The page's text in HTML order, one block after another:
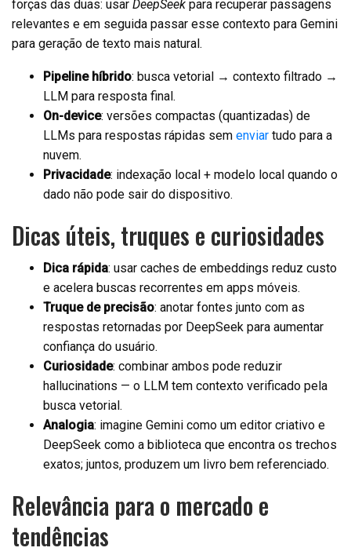
forças das duas: usar DeepSeek para recuperar passagens
relevantes e em seguida passar esse contexto para Gemini
para geração de texto mais natural.
Pipeline híbrido: busca vetorial → contexto filtrado →
LLM para resposta final.
On-device: versões compactas (quantizadas) de
LLMs para respostas rápidas sem enviar tudo para a
nuvem.
Privacidade: indexação local + modelo local quando o
dado não pode sair do dispositivo.
Dicas úteis, truques e curiosidades
Dica rápida: usar caches de embeddings reduz custo
e acelera buscas recorrentes em apps móveis.
Truque de precisão: anotar fontes junto com as
respostas retornadas por DeepSeek para aumentar
confiança do usuário.
Curiosidade: combinar ambos pode reduzir
hallucinations — o LLM tem contexto verificado pela
busca vetorial.
Analogia: imagine Gemini como um editor criativo e
DeepSeek como a biblioteca que encontra os trechos
exatos; juntos, produzem um livro bem referenciado.
Relevância para o mercado e
tendências